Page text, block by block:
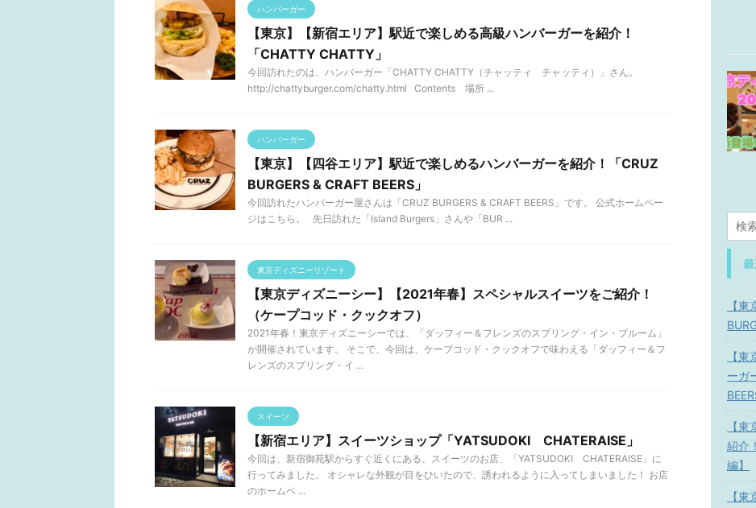
ハンバーガー
【東京】【新宿エリア】駅近で楽しめる高級ハンバーガーを紹介！
「CHATTY CHATTY」
今回訪れたのは、ハンバーガー「CHATTY CHATTY（チャッティ チャッティ）」さん。
http://chattyburger.com/chatty.html Contents 場所 ...
ハンバーガー
【東京】【四谷エリア】駅近で楽しめるハンバーガーを紹介！「CRUZ
BURGERS & CRAFT BEERS」
今回訪れたハンバーガー屋さんは「CRUZ BURGERS & CRAFT BEERS」です。 公式ホームペー
ジはこちら。 先日訪れた「Island Burgers」さんや「BUR ...
東京ディズニーリゾート
【東京ディズニーシー】【2021年春】スペシャルスイーツをご紹介！
（ケープコッド・クックオフ）
2021年春！東京ディズニーシーでは、「ダッフィー＆フレンズのスプリング・イン・ブルーム」
が開催されています。 そこで、今回は、ケープコッド・クックオフで味わえる「ダッフィー＆フ
レンズのスプリング・イ ...
スイーツ
【新宿エリア】スイーツショップ「YATSUDOKI CHATERAISE」
今回は、新宿御苑駅からすぐ近くにある、スイーツのお店、「YATSUDOKI CHATERAISE」に
行ってみました。 オシャレな外観が目をひいたので、誘われるように入ってしまいました！ お店
のホームペ ...
【
【
ーガ
【
紹介
編】
【